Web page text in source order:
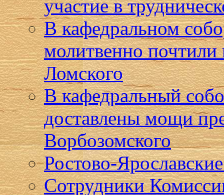
участие в
В кафедральном
молитвенно почтили
Ломского
В кафедральный
доставлены мощи
Ворбозомского
Ростово-
Сотрудники